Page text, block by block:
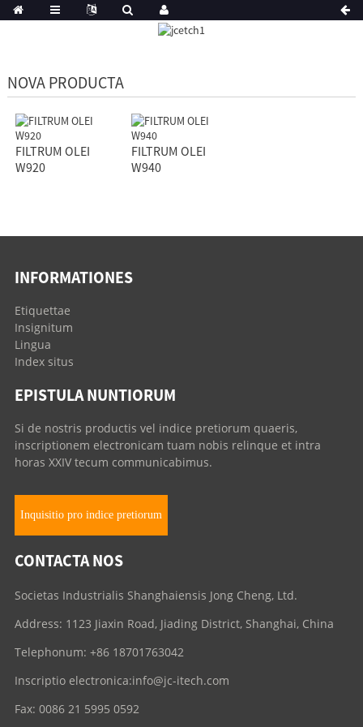
NOVA PRODUCTA
FILTRUM OLEI
W920
FILTRUM OLEI
W940
INFORMATIONES
Etiquettae
Insignitum
Lingua
Index situs
EPISTULA NUNTIORUM
Si de nostris productis vel indice pretiorum quaeris,
inscriptionem electronicam tuam nobis relinque et intra
horas XXIV tecum communicabimus.
Inquisitio pro indice pretiorum
CONTACTA NOS
Societas Industrialis Shanghaiensis Jong Cheng, Ltd.
Address: 1123 Jiaxin Road, Jiading District, Shanghai, China
Telephonum: +86 18701763042
Inscriptio electronica:info@jc-itech.com
Fax: 0086 21 5995 0592